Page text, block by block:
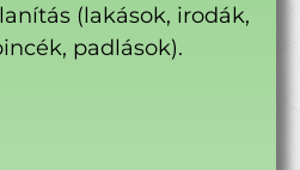
(lakások, irodák,
padlások).